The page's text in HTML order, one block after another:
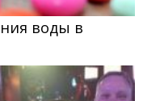
воды в